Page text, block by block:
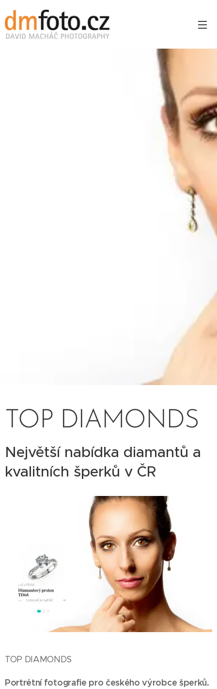
TOP DIAMONDS
Největší nabídka diamantů a
kvalitních šperků v ČR
TOP DIAMONDS
Portrétní fotografie pro českého výrobce šperků.